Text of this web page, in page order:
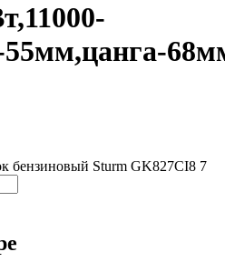
55мм,цанга-
бензиновый Sturm GK827CI8 7